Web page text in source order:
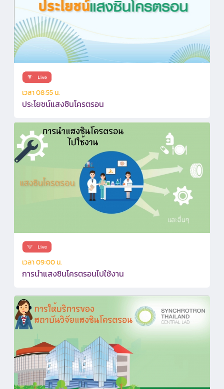
เวลา 08:55 น.
ประโยชน์แสงซินโครตรอน
เวลา 09:00 น.
การนำแสงซินโครตรอนไปใช้งาน